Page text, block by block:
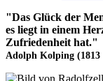
"Das Glück der
es liegt in einem
Zufriedenheit hat."
Adolph Kolping (1813